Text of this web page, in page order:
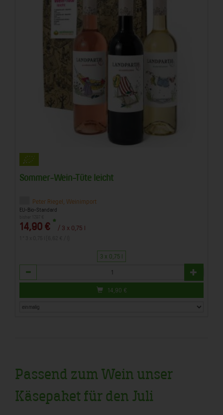
Sommer-Wein-Tüte leicht
Peter Riegel, Weinimport
EU-Bio-Standard
14,90 € * / 3 x 0,75 l
3 x 0,75 l
Anzahl
14,90 €
Passend zum Wein unser
Käsepaket für den Juli